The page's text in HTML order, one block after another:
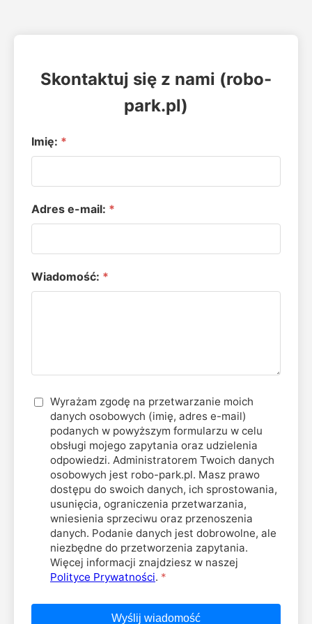
Skontaktuj się z nami (robo-
park.pl)
Imię:
Adres e-mail:
Wiadomość:
Wyrażam zgodę na przetwarzanie moich
danych osobowych (imię, adres e-mail)
podanych w powyższym formularzu w celu
obsługi mojego zapytania oraz udzielenia
odpowiedzi. Administratorem Twoich danych
osobowych jest robo-park.pl. Masz prawo
dostępu do swoich danych, ich sprostowania,
usunięcia, ograniczenia przetwarzania,
wniesienia sprzeciwu oraz przenoszenia
danych. Podanie danych jest dobrowolne, ale
niezbędne do przetworzenia zapytania.
Więcej informacji znajdziesz w naszej
Polityce Prywatności.
Wyślij wiadomość